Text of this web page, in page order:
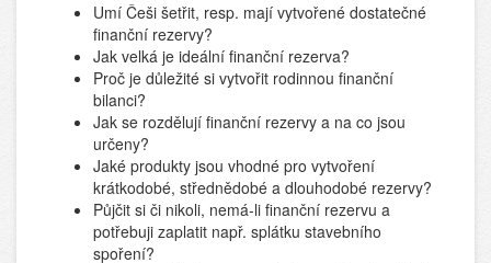
Umí Češi šetřit, resp. mají vytvořené dostatečné
finanční rezervy?
Jak velká je ideální finanční rezerva?
Proč je důležité si vytvořit rodinnou finanční
bilanci?
Jak se rozdělují finanční rezervy a na co jsou
určeny?
Jaké produkty jsou vhodné pro vytvoření
krátkodobé, střednědobé a dlouhodobé rezervy?
Půjčit si či nikoli, nemá-li finanční rezervu a
potřebuji zaplatit např. splátku stavebního
spoření?